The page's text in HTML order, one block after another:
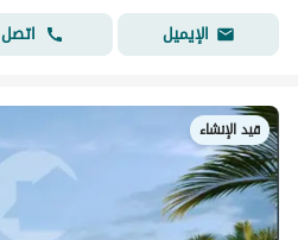
الإيميل اتصل
قيد الإنشاء